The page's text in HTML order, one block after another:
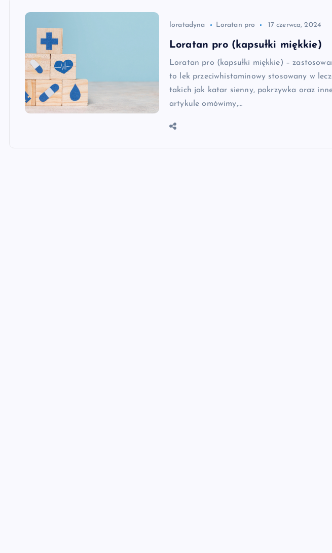
loratadyna Loratan pro 17 czerwca, 2024
Loratan pro (kapsułki miękkie)
Loratan pro (kapsułki miękkie) –
to lek przeciwhistaminowy stosowany w
takich jak katar sienny, pokrzywka oraz
artykule omówimy,…